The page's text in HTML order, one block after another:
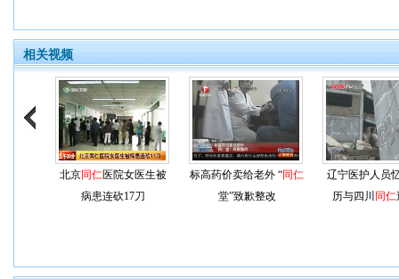
相关视频
北京同仁医院女医生被
病患连砍17刀
标高药价卖给老外 “同仁
堂”致歉整改
辽宁医护人员
历与四川 同仁